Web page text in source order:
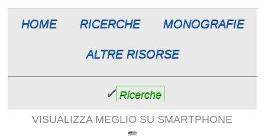
HOME RICERCHE MONOGRAFIE
ALTRE RISORSE
✓ Ricerche
VISUALIZZA MEGLIO SU SMARTPHONE